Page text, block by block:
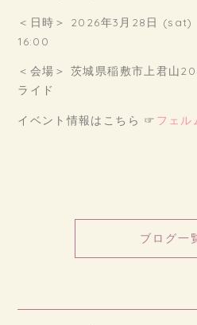
＜日時＞ 2026年3月28日
16:00
＜会場＞ 茨城県稲敷市上君山
ライド
イベント情報はこちら ☞ フェル
ブログ一